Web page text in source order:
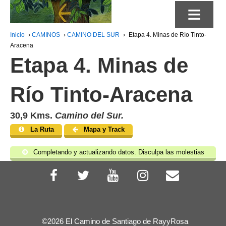
≡
Inicio › CAMINOS › CAMINO DEL SUR ›
Etapa 4. Minas de Río Tinto-
Aracena
Etapa 4. Minas de
Río Tinto-Aracena
30,9 Kms. Camino del Sur.
La Ruta Mapa y Track
Completando y actualizando datos. Disculpa las molestias
©2026 El Camino de Santiago de RayyRosa